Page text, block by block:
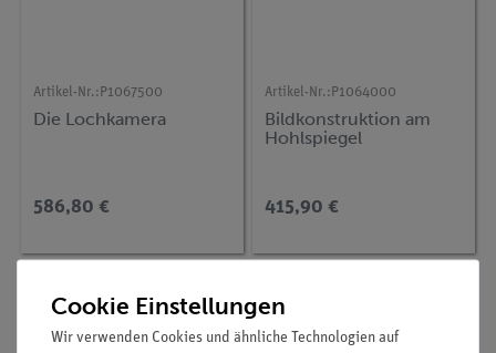
Artikel-Nr.: P1067500
Die Lochkamera
586,80 €
Artikel-Nr.: P1064000
Bildkonstruktion am
Hohlspiegel
415,90 €
Cookie Einstellungen
Wir verwenden Cookies und ähnliche Technologien auf